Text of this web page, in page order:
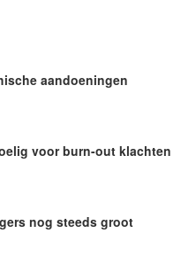
aandoeningen
voor burn-out klachten
nog steeds groot